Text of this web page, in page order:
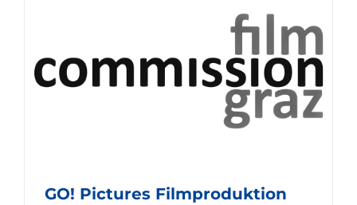
GO! Pictures Filmproduktion